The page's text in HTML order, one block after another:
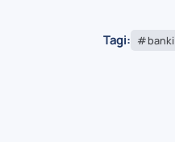
Tagi: banki